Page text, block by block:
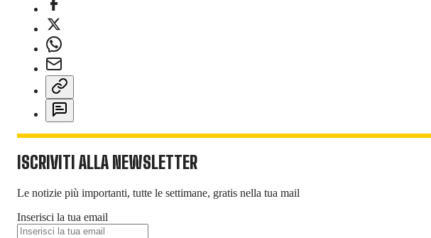
ISCRIVITI ALLA NEWSLETTER
Le notizie più importanti, tutte le settimane, gratis nella tua mail
Inserisci la tua email